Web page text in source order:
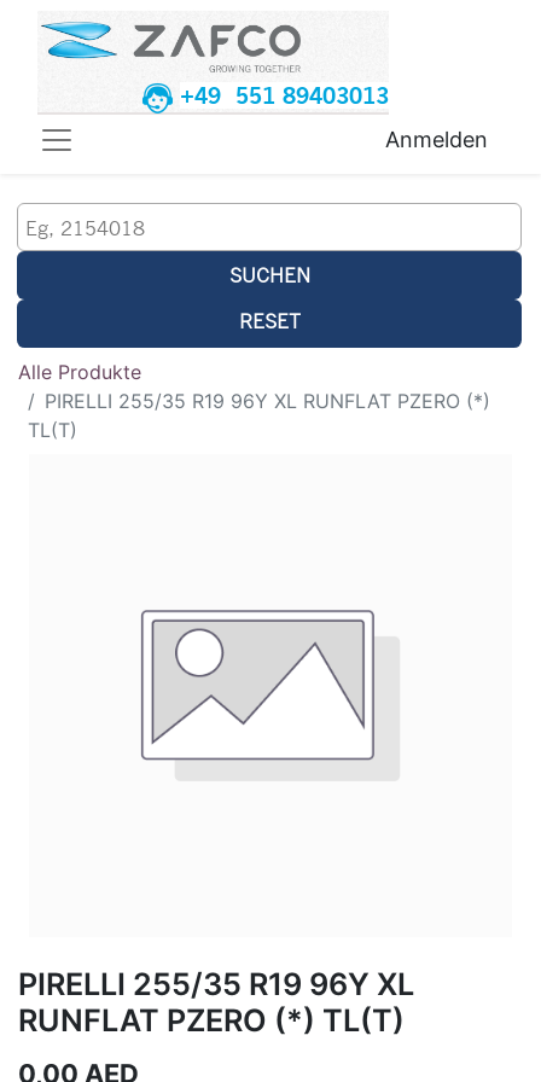
+49 551 89403013
Anmelden
SUCHEN
RESET
Alle Produkte
PIRELLI 255/35 R19 96Y XL RUNFLAT PZERO (*)
TL(T)
PIRELLI 255/35 R19 96Y XL
RUNFLAT PZERO (*) TL(T)
0,00 AED